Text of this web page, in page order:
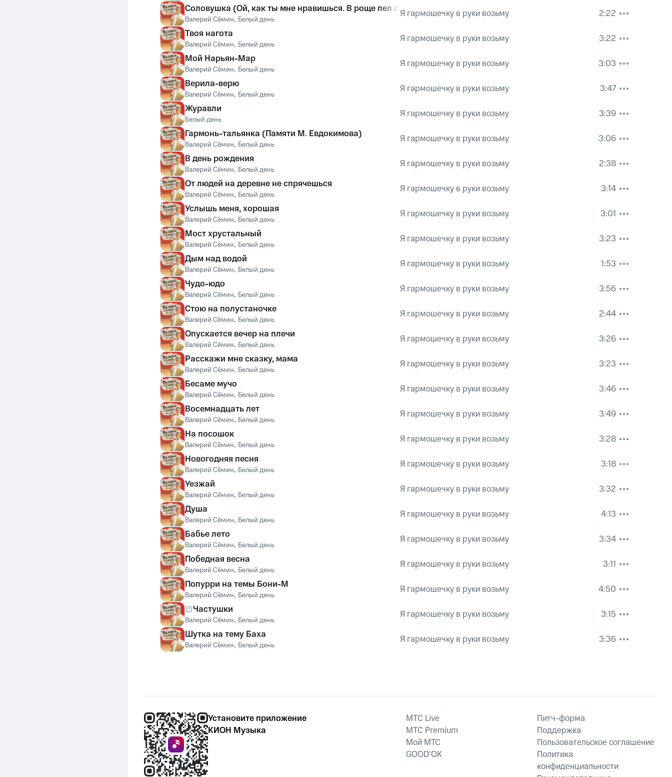
Соловушка (Ой, как ты мне нравишься. В роще пел соловушка)
Валерий Сёмин, Белый день Я гармошечку в руки возьму
2:22
Твоя нагота
Валерий Сёмин, Белый день Я гармошечку в руки возьму
3:22
Мой Нарьян-Мар
Валерий Сёмин, Белый день Я гармошечку в руки возьму
3:03
Верила-верю
Валерий Сёмин, Белый день Я гармошечку в руки возьму
3:47
Журавли
Белый день Я гармошечку в руки возьму
3:39
Гармонь-тальянка (Памяти М. Евдокимова)
Валерий Сёмин, Белый день Я гармошечку в руки возьму
3:06
В день рождения
Валерий Сёмин, Белый день Я гармошечку в руки возьму
2:38
От людей на деревне не спрячешься
Валерий Сёмин, Белый день Я гармошечку в руки возьму
3:14
Услышь меня, хорошая
Валерий Сёмин, Белый день Я гармошечку в руки возьму
3:01
Мост хрустальный
Валерий Сёмин, Белый день Я гармошечку в руки возьму
3:23
Дым над водой
Валерий Сёмин, Белый день Я гармошечку в руки возьму
1:53
Чудо-юдо
Валерий Сёмин, Белый день Я гармошечку в руки возьму
3:56
Стою на полустаночке
Валерий Сёмин, Белый день Я гармошечку в руки возьму
2:44
Опускается вечер на плечи
Валерий Сёмин, Белый день Я гармошечку в руки возьму
3:26
Расскажи мне сказку, мама
Валерий Сёмин, Белый день Я гармошечку в руки возьму
3:23
Бесаме мучо
Валерий Сёмин, Белый день Я гармошечку в руки возьму
3:46
Восемнадцать лет
Валерий Сёмин, Белый день Я гармошечку в руки возьму
3:49
На посошок
Валерий Сёмин, Белый день Я гармошечку в руки возьму
3:28
Новогодняя песня
Валерий Сёмин, Белый день Я гармошечку в руки возьму
3:18
Уезжай
Валерий Сёмин, Белый день Я гармошечку в руки возьму
3:32
Душа
Валерий Сёмин, Белый день Я гармошечку в руки возьму
4:13
Бабье лето
Валерий Сёмин, Белый день Я гармошечку в руки возьму
3:34
Победная весна
Валерий Сёмин, Белый день Я гармошечку в руки возьму
3:11
Попурри на темы Бони-М
Валерий Сёмин, Белый день Я гармошечку в руки возьму
4:50
Частушки
Валерий Сёмин, Белый день Я гармошечку в руки возьму
3:15
Шутка на тему Баха
Валерий Сёмин, Белый день Я гармошечку в руки возьму 3:36
Установите приложение
КИОН Музыка
MTС Live
MTС Premium
Мой МТС
GOOD’OK
Питч-форма
Поддержка
Пользовательское соглашение
Политика
конфиденциальности